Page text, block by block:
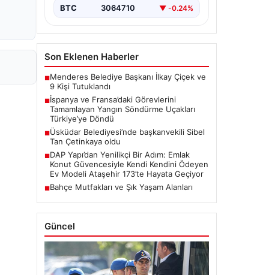
BTC 3064710 ▼ -0.24%
Son Eklenen Haberler
■Menderes Belediye Başkanı İlkay Çiçek ve
9 Kişi Tutuklandı
■İspanya ve Fransa’daki Görevlerini
Tamamlayan Yangın Söndürme Uçakları
Türkiye’ye Döndü
■Üsküdar Belediyesi’nde başkanvekili Sibel
Tan Çetinkaya oldu
■DAP Yapı’dan Yenilikçi Bir Adım: Emlak
Konut Güvencesiyle Kendi Kendini Ödeyen
Ev Modeli Ataşehir 173’te Hayata Geçiyor
■Bahçe Mutfakları ve Şık Yaşam Alanları
Güncel